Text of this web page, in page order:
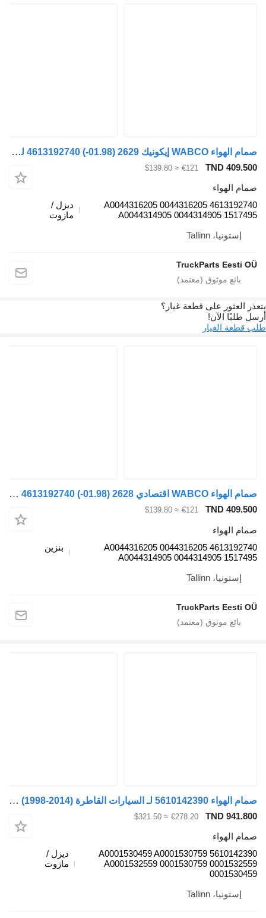
صمام الهواء WABCO إيكونيك 2629 (01.98-) 4613192740 لـ السيارات القاطرة Mercedes-Benz Econic (1998-2014)
TND 409.500
€121
≈ $139.80
صمام الهواء
4613192740 A0044316205 0044316205
A0044314905 0044314905 1517495
ديزل /
مازوت
إستونيا، Tallinn
TruckParts Eesti OÜ
يتعذر العثور على قطعة غيار؟
أرسل طلبًا الآن!
طلب قطعة الغيار
صمام الهواء WABCO اقتصادي 2628 (01.98-) 4613192740 لـ السيارات القاطرة Mercedes-Benz Econic (1998-2014)
TND 409.500
€121
≈ $139.80
صمام الهواء
4613192740 A0044316205 0044316205
A0044314905 0044314905 1517495
بنزين
إستونيا، Tallinn
TruckParts Eesti OÜ
صمام الهواء 5610142390 لـ السيارات القاطرة Mercedes-Benz Econic (1998-2014)
TND 941.800
€278.20
≈ $321.50
صمام الهواء
5610142390 A0001530459 A0001530759
A0001532559 0001530759 0001532559
0001530459
ديزل /
مازوت
إستونيا، Tallinn